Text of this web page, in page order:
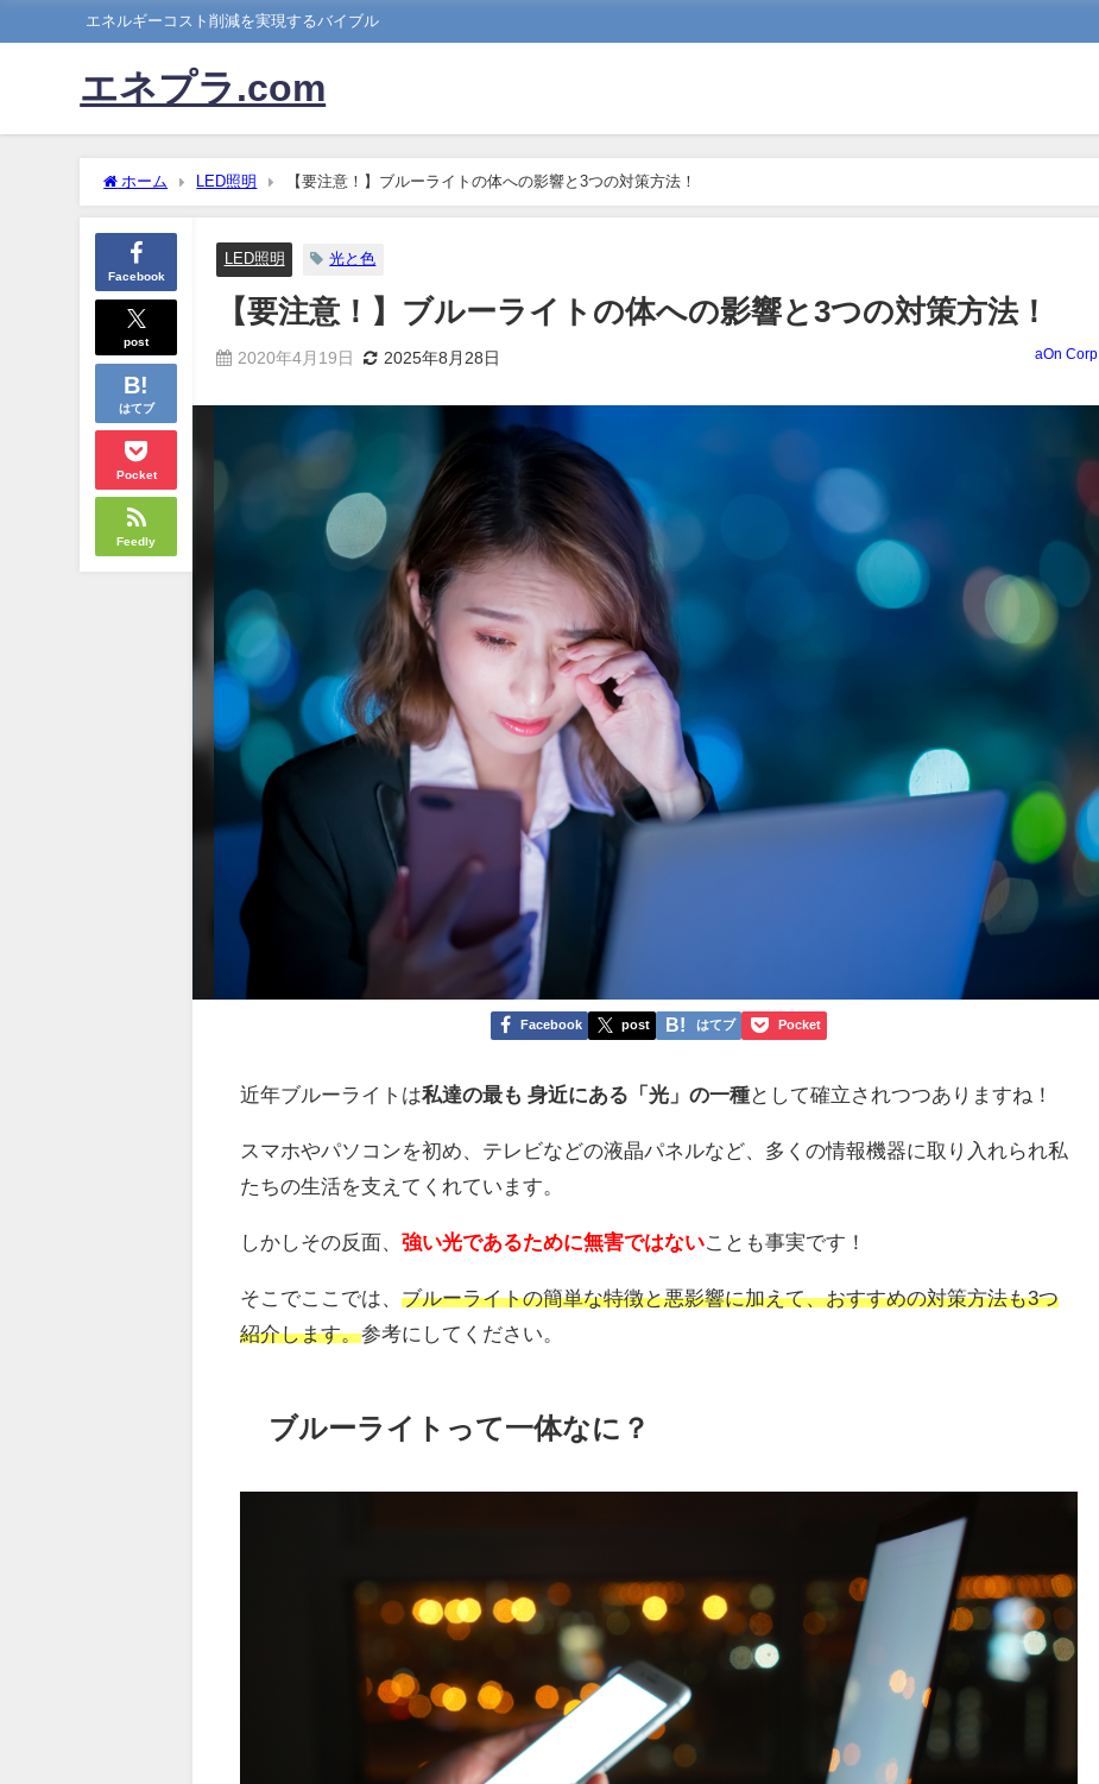
エネルギーコスト削減を実現するバイブル
エネプラ.com
ホーム LED照明 【要注意！】ブルーライトの体への影響と3つの対策方法！
Facebook
post
はてブ
Pocket
Feedly
LED照明 光と色
【要注意！】ブルーライトの体への影響と3つの対策方法！
2020年4月19日 2025年8月28日 aOn Corp.
Facebook post はてブ Pocket
近年ブルーライトは私達の最も 身近にある「光」の一種として確立されつつありますね！
スマホやパソコンを初め、テレビなどの液晶パネルなど、多くの情報機器に取り入れられ私
たちの生活を支えてくれています。
しかしその反面、強い光であるために無害ではない ことも事実です！
そこでここでは、ブルーライトの簡単な特徴と悪影響に加えて、おすすめの対策方法も3つ
紹介します。参考にしてください。
ブルーライトって一体なに？